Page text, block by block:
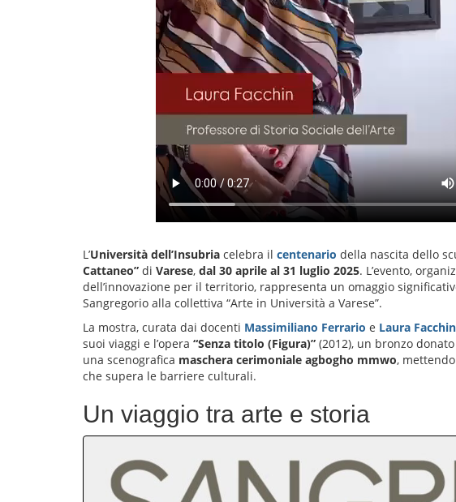
L’Università dell’Insubria celebra il centenario della nascita dello
Cattaneo” di Varese, dal 30 aprile al 31 luglio 2025. L’evento,
dell’innovazione per il territorio, rappresenta un omaggio
Sangregorio alla collettiva “Arte in Università a Varese”.
La mostra, curata dai docenti Massimiliano Ferrario e Laura Facchin
suoi viaggi e l’opera “Senza titolo (Figura)” (2012), un bronzo
una scenografica maschera cerimoniale agbogho mmwo,
che supera le barriere culturali.
Un viaggio tra arte e storia